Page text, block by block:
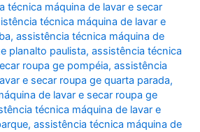
técnica máquina de lavar e secar
técnica máquina de lavar e
,assistência técnica máquina de
planalto paulista,assistência técnica
roupa ge pompéia,assistência
e secar roupa ge quarta parada,
de lavar e secar roupa ge
técnica máquina de lavar e
,assistência técnica máquina de